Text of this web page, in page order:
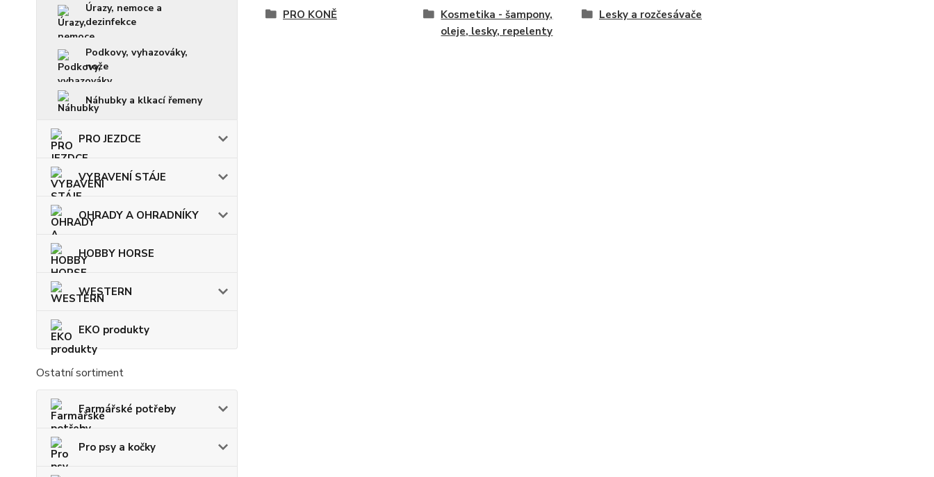
Úrazy, nemoce a
dezinfekce
Podkovy, vyhazováky,
nože
Náhubky a klkací řemeny
PRO JEZDCE
VYBAVENÍ STÁJE
OHRADY A OHRADNÍKY
HOBBY HORSE
WESTERN
EKO produkty
Ostatní sortiment
Farmářské potřeby
Pro psy a kočky
PRO KONĚ
Kosmetika - šampony,
oleje, lesky, repelenty
Lesky a rozčesávače